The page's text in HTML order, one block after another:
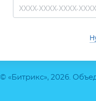
© «Битрикс», 2026.